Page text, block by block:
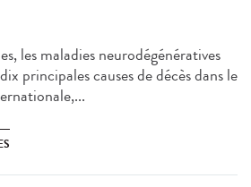
les maladies neurodégénératives
principales causes de décès dans le